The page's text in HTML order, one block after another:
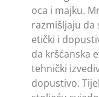
oca i majku.
razmišljaju da
etički i
da kršćanska
tehnički
dopustivo.